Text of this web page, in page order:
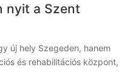
nyit a Szent
új hely Szegeden, hanem
és rehabilitációs központ,